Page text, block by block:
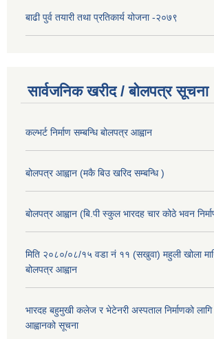
बाढी पुर्व तयारी तथा प्रतिकार्य योजना -२०७९
सार्वजनिक खरीद / बोलपत्र सूचना
कल्भर्ट निर्माण सम्बन्धि बोलपत्र आह्वान
बोलपत्र आह्वान (मकै बिउ खरिद सम्बन्धि )
बोलपत्र आह्वान (बि.पी स्कुल भारदह चार कोठे भवन
मिति २०८०/०८/१५ वडा नं ११ (सखुवा) महुली खोला
बोलपत्र आह्वान
भारदह बहुमुखी कलेज र भेटेनरी अस्पताल निर्माणको
आह्वानको सूचना